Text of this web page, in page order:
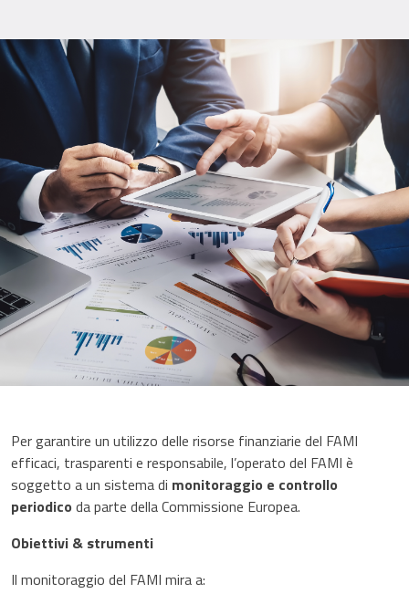
Per garantire un utilizzo delle risorse finanziarie del FAMI
efficaci, trasparenti e responsabile, l’operato del FAMI è
soggetto a un sistema di monitoraggio e controllo
periodico da parte della Commissione Europea.
Obiettivi & strumenti
Il monitoraggio del FAMI mira a: